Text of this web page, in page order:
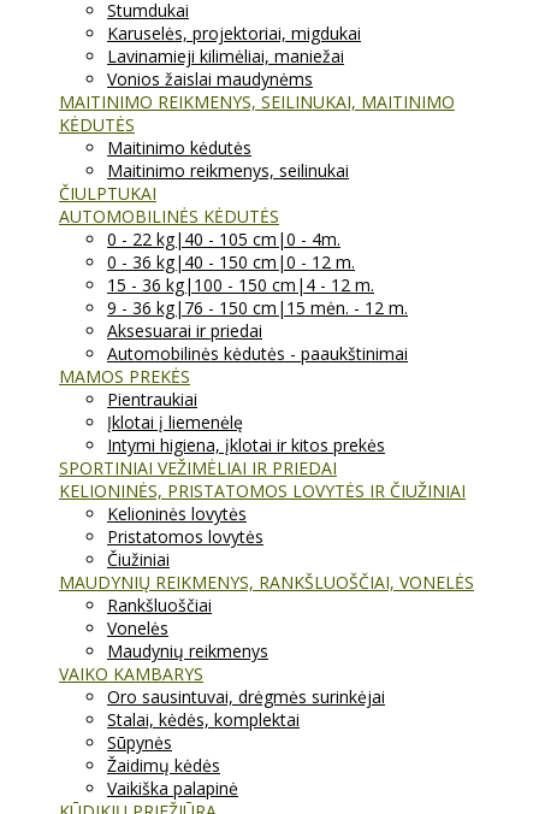
Stumdukai
Karuselės, projektoriai, migdukai
Lavinamieji kilimėliai, maniežai
Vonios žaislai maudynėms
MAITINIMO REIKMENYS, SEILINUKAI, MAITINIMO
KĖDUTĖS
Maitinimo kėdutės
Maitinimo reikmenys, seilinukai
ČIULPTUKAI
AUTOMOBILINĖS KĖDUTĖS
0 - 22 kg|40 - 105 cm|0 - 4m.
0 - 36 kg|40 - 150 cm|0 - 12 m.
15 - 36 kg|100 - 150 cm|4 - 12 m.
9 - 36 kg|76 - 150 cm|15 mėn. - 12 m.
Aksesuarai ir priedai
Automobilinės kėdutės - paaukštinimai
MAMOS PREKĖS
Pientraukiai
Įklotai į liemenėlę
Intymi higiena, įklotai ir kitos prekės
SPORTINIAI VEŽIMĖLIAI IR PRIEDAI
KELIONINĖS, PRISTATOMOS LOVYTĖS IR ČIUŽINIAI
Kelioninės lovytės
Pristatomos lovytės
Čiužiniai
MAUDYNIŲ REIKMENYS, RANKŠLUOŠČIAI, VONELĖS
Rankšluoščiai
Vonelės
Maudynių reikmenys
VAIKO KAMBARYS
Oro sausintuvai, drėgmės surinkėjai
Stalai, kėdės, komplektai
Sūpynės
Žaidimų kėdės
Vaikiška palapinė